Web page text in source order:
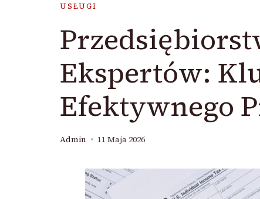
USŁUGI
Ekspertów:
Efektywnego
Admin 11 Maja 2026